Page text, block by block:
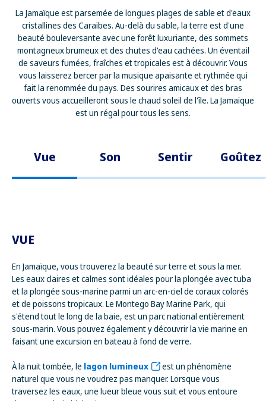
La Jamaïque est parsemée de longues plages de sable et d'eaux
cristallines des Caraïbes. Au-delà du sable, la terre est d'une
beauté bouleversante avec une forêt luxuriante, des sommets
montagneux brumeux et des chutes d'eau cachées. Un éventail
de saveurs fumées, fraîches et tropicales est à découvrir. Vous
vous laisserez bercer par la musique apaisante et rythmée qui
fait la renommée du pays. Des sourires amicaux et des bras
ouverts vous accueilleront sous le chaud soleil de l'île. La Jamaïque
est un régal pour tous les sens.
Vue Son Sentir Goûtez
VUE
En Jamaïque, vous trouverez la beauté sur terre et sous la mer.
Les eaux claires et calmes sont idéales pour la plongée avec tuba
et la plongée sous-marine parmi un arc-en-ciel de coraux colorés
et de poissons tropicaux. Le Montego Bay Marine Park, qui
s'étend tout le long de la baie, est un parc national entièrement
sous-marin. Vous pouvez également y découvrir la vie marine en
faisant une excursion en bateau à fond de verre.
À la nuit tombée, le lagon lumineux
est un phénomène
naturel que vous ne voudrez pas manquer. Lorsque vous
traversez les eaux, une lueur bleue vous suit et vous entoure